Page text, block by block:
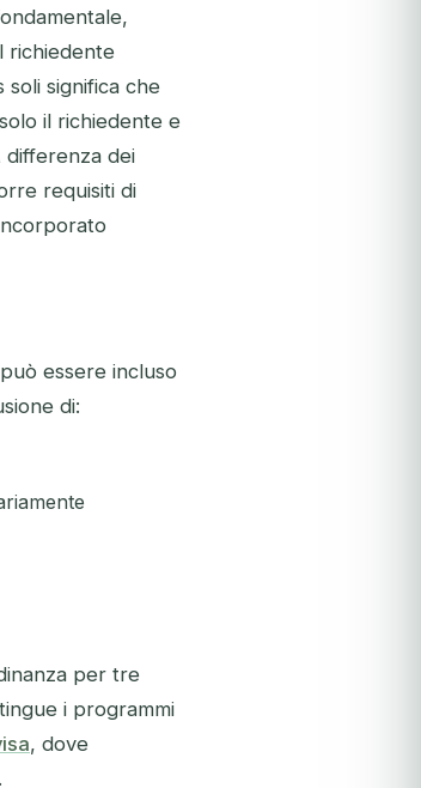
richiedente
significa che
il richiedente e
differenza dei
requisiti di
essere incluso
di:
per tre
i programmi
, dove